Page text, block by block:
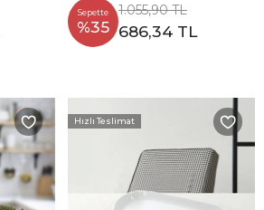
Sepette
%35
1.055,90 TL
686,34 TL
Hızlı Teslimat